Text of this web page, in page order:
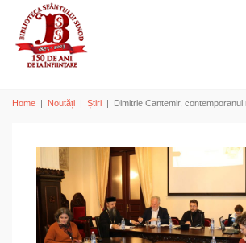
Home | Noutăți | Știri | Dimitrie Cantemir,